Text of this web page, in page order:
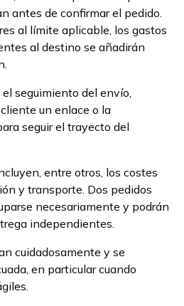
antes de confirmar el pedido.
al límite aplicable, los gastos
al destino se añadirán
seguimiento del envío,
un enlace o la
seguir el trayecto del
entre otros, los costes
y transporte. Dos pedidos
necesariamente y podrán
independientes.
cuidadosamente y se
en particular cuando